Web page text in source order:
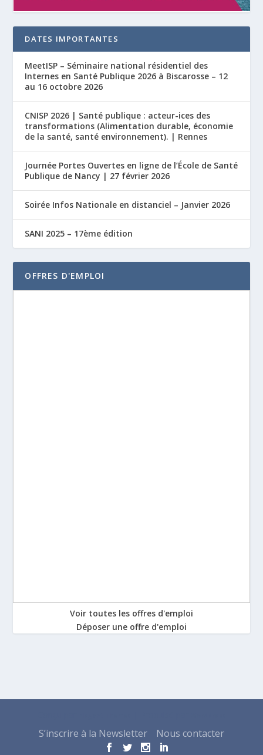
DATES IMPORTANTES
MeetISP – Séminaire national résidentiel des
Internes en Santé Publique 2026 à Biscarosse – 12
au 16 octobre 2026
CNISP 2026 | Santé publique : acteur-ices des
transformations (Alimentation durable, économie
de la santé, santé environnement). | Rennes
Journée Portes Ouvertes en ligne de l’École de Santé
Publique de Nancy | 27 février 2026
Soirée Infos Nationale en distanciel – Janvier 2026
SANI 2025 – 17ème édition
OFFRES D'EMPLOI
Voir toutes les offres d'emploi
Déposer une offre d'emploi
S’inscrire à la Newsletter Nous contacter